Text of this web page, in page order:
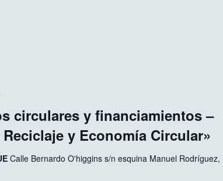
circulares y financiamientos –
y Economía Circular»
Calle Bernardo O'higgins s/n esquina Manuel Rodríguez,